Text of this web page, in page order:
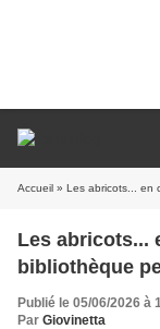
Accueil » Les abricots... en
Les abricots...
bibliothèque
Publié le 05/06/2026 à
Par Giovinetta